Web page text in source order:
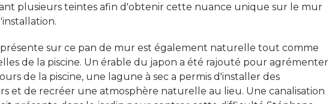
plusieurs teintes afin d'obtenir cette nuance unique sur le mur
présente sur ce pan de mur est également naturelle tout comme
de la piscine. Un érable du japon a été rajouté pour agrémenter
de la piscine, une lagune à sec a permis d'installer des
et de recréer une atmosphère naturelle au lieu. Une canalisation